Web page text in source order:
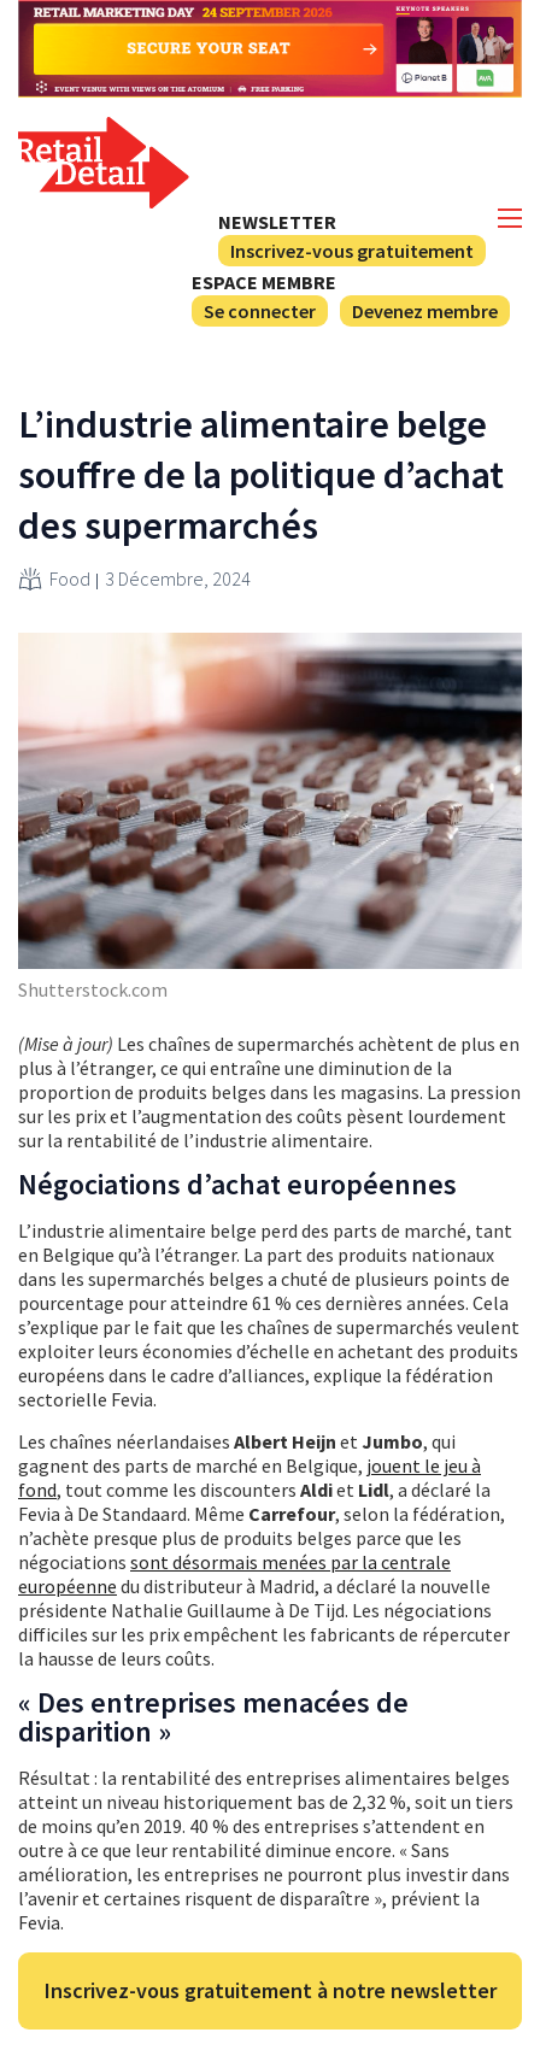
NEWSLETTER
Inscrivez-vous gratuitement
ESPACE MEMBRE
Se connecter
Devenez membre
L’industrie alimentaire belge
souffre de la politique d’achat
des supermarchés
Food 3 Décembre, 2024
Shutterstock.com
(Mise à jour) Les chaînes de supermarchés achètent de plus en
plus à l’étranger, ce qui entraîne une diminution de la
proportion de produits belges dans les magasins. La pression
sur les prix et l’augmentation des coûts pèsent lourdement
sur la rentabilité de l’industrie alimentaire.
Négociations d’achat européennes
L’industrie alimentaire belge perd des parts de marché, tant
en Belgique qu’à l’étranger. La part des produits nationaux
dans les supermarchés belges a chuté de plusieurs points de
pourcentage pour atteindre 61 % ces dernières années. Cela
s’explique par le fait que les chaînes de supermarchés veulent
exploiter leurs économies d’échelle en achetant des produits
européens dans le cadre d’alliances, explique la fédération
sectorielle Fevia.
Les chaînes néerlandaises Albert Heijn et Jumbo, qui
gagnent des parts de marché en Belgique, jouent le jeu à
fond, tout comme les discounters Aldiet Lidl, a déclaré la
Fevia à De Standaard. Même Carrefour, selon la fédération,
n’achète presque plus de produits belges parce que les
négociations sont désormais menées par la centrale
européenne du distributeur à Madrid, a déclaré la nouvelle
présidente Nathalie Guillaume à De Tijd. Les négociations
difficiles sur les prix empêchent les fabricants de répercuter
la hausse de leurs coûts.
« Des entreprises menacées de
disparition »
Résultat : la rentabilité des entreprises alimentaires belges
atteint un niveau historiquement bas de 2,32 %, soit un tiers
de moins qu’en 2019. 40 % des entreprises s’attendent en
outre à ce que leur rentabilité diminue encore. « Sans
amélioration, les entreprises ne pourront plus investir dans
l’avenir et certaines risquent de disparaître », prévient la
Fevia.
Inscrivez-vous gratuitement à notre newsletter